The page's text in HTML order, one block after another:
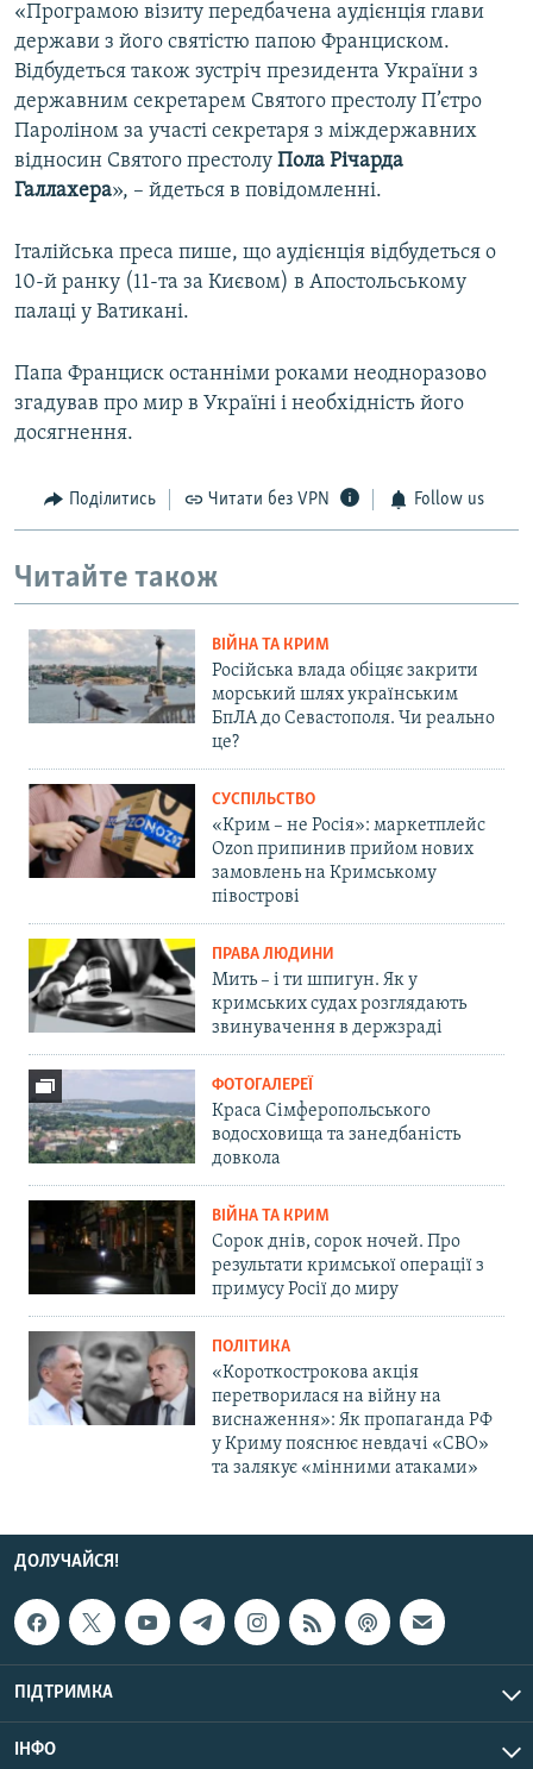
«Програмою візиту передбачена аудієнція глави
держави з його святістю папою Франциском.
Відбудеться також зустріч президента України з
державним секретарем Святого престолу П’єтро
Пароліном за участі секретаря з міждержавних
відносин Святого престолу Пола Річарда
Галлахера», – йдеться в повідомленні.
Італійська преса пише, що аудієнція відбудеться о
10-й ранку (11-та за Києвом) в Апостольському
палаці у Ватикані.
Папа Франциск останніми роками неодноразово
згадував про мир в Україні і необхідність його
досягнення.
Поділитись Читати без VPN Follow us
Читайте також
ВІЙНА ТА КРИМ
Російська влада обіцяє закрити
морський шлях українським
БпЛА до Севастополя. Чи реально
це?
СУСПІЛЬСТВО
«Крим – не Росія»: маркетплейс
Ozon припинив прийом нових
замовлень на Кримському
півострові
ПРАВА ЛЮДИНИ
Мить – і ти шпигун. Як у
кримських судах розглядають
звинувачення в держзраді
ФОТОГАЛЕРЕЇ
Краса Сімферопольського
водосховища та занедбаність
довкола
ВІЙНА ТА КРИМ
Сорок днів, сорок ночей. Про
результати кримської операції з
примусу Росії до миру
ПОЛІТИКА
«Короткострокова акція
перетворилася на війну на
виснаження»: Як пропаганда РФ
у Криму пояснює невдачі «СВО»
та залякує «мінними атаками»
ДОЛУЧАЙСЯ!
ПІДТРИМКА
ІНФО